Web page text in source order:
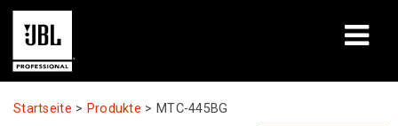
Produkte
Startseite > Produkte > MTC-445BG